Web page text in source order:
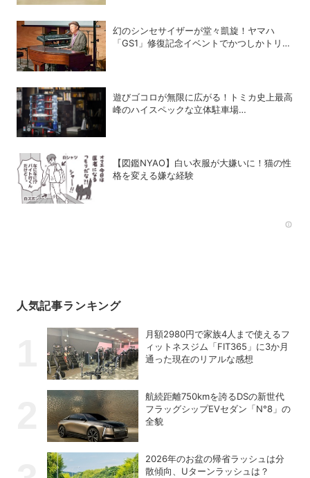
幻のシンセサイザーが堂々凱旋！ヤマハ
「GS1」修復記念イベントでかつしかトリオ
遊びゴコロが無限に広がる！トミカ史上最高
峰のハイスペックな立体駐車場
【図鑑NYAO】白い衣服が大嫌いに！猫の性
格を変える嫌な経験
人気記事ランキング
月額2980円で家族4人まで使えるフ
ィットネスジム「FIT365」に3か月
通った現在のリアルな感想
航続距離750kmを誇るDSの新世代
フラッグシップEVセダン「N°8」の
全貌
2026年のお盆の帰省ラッシュは分
散傾向、Uターンラッシュは？